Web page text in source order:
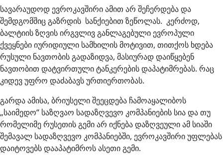
სავარაუდოდ ევროკავშირი ამით არ შეჩერდება და
შემდგომშიც გაზრდის სანქიებით ზეწოლას. კერძოდ,
ბალტიის ზღვის ირგვლივ განლაგებული ევროპული
ქვეყნები იურიდიული სამხილის მოტივით, თითქოს ხდება
რუსული ნავთობის გადაზიდვა, მასიურად დაიწყებენ
ნავთობით დატვირთული ტანკერების დაპატიმრებას. რაც
კიდევ უფრო დაძაბავს ურთიერთობას.
გარდა ამისა, ბრიუსელი შეეცდება ჩამოაყალიბოს
„საიმედო“ საზღვაო სადაზღვევო კომპანიების სია და თუ
რომელიმე რუსეთის გემი არ იქნება დაზღვეული ამ სიაში
შემავალ სადაზღვევო კომპანიებში, ევროკავშირი უფლებას
დაიტოვებს დააპატიმროს ასეთი გემი.